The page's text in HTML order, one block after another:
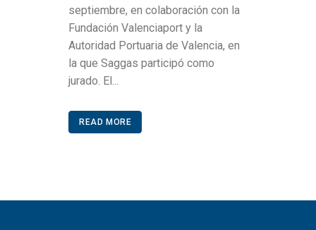
septiembre, en colaboración con la
Fundación Valenciaport y la
Autoridad Portuaria de Valencia, en
la que Saggas participó como
jurado. El...
READ MORE